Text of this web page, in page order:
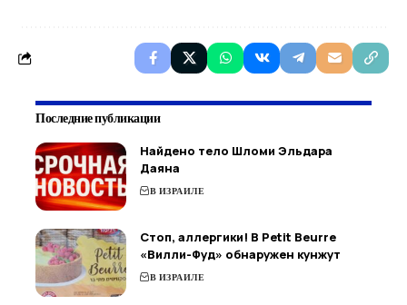
Последние публикации
Найдено тело Шломи Эльдара
Даяна
В ИЗРАИЛЕ
Стоп, аллергики! В Petit Beurre
«Вилли-Фуд» обнаружен кунжут
В ИЗРАИЛЕ